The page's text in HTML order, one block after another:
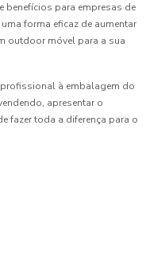
benefícios para empresas de
forma eficaz de aumentar
outdoor móvel para a sua
à embalagem do
apresentar o
fazer toda a diferença para o